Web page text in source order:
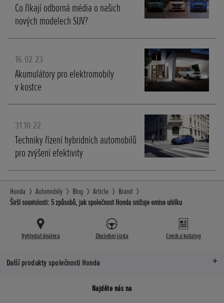
Co říkají odborná média o našich
nových modelech SUV?
16.02.23
Akumulátory pro elektromobily
v kostce
31.10.22
Techniky řízení hybridních automobilů
pro zvýšení efektivity
Honda Automobily Blog Article
Brand
Širší souvislosti: 5 způsobů, jak společnost Honda snižuje emise uhlíku
Vyhledat dealera Zkušební jízda Ceník a katalog
Další produkty společnosti Honda
Najděte nás na